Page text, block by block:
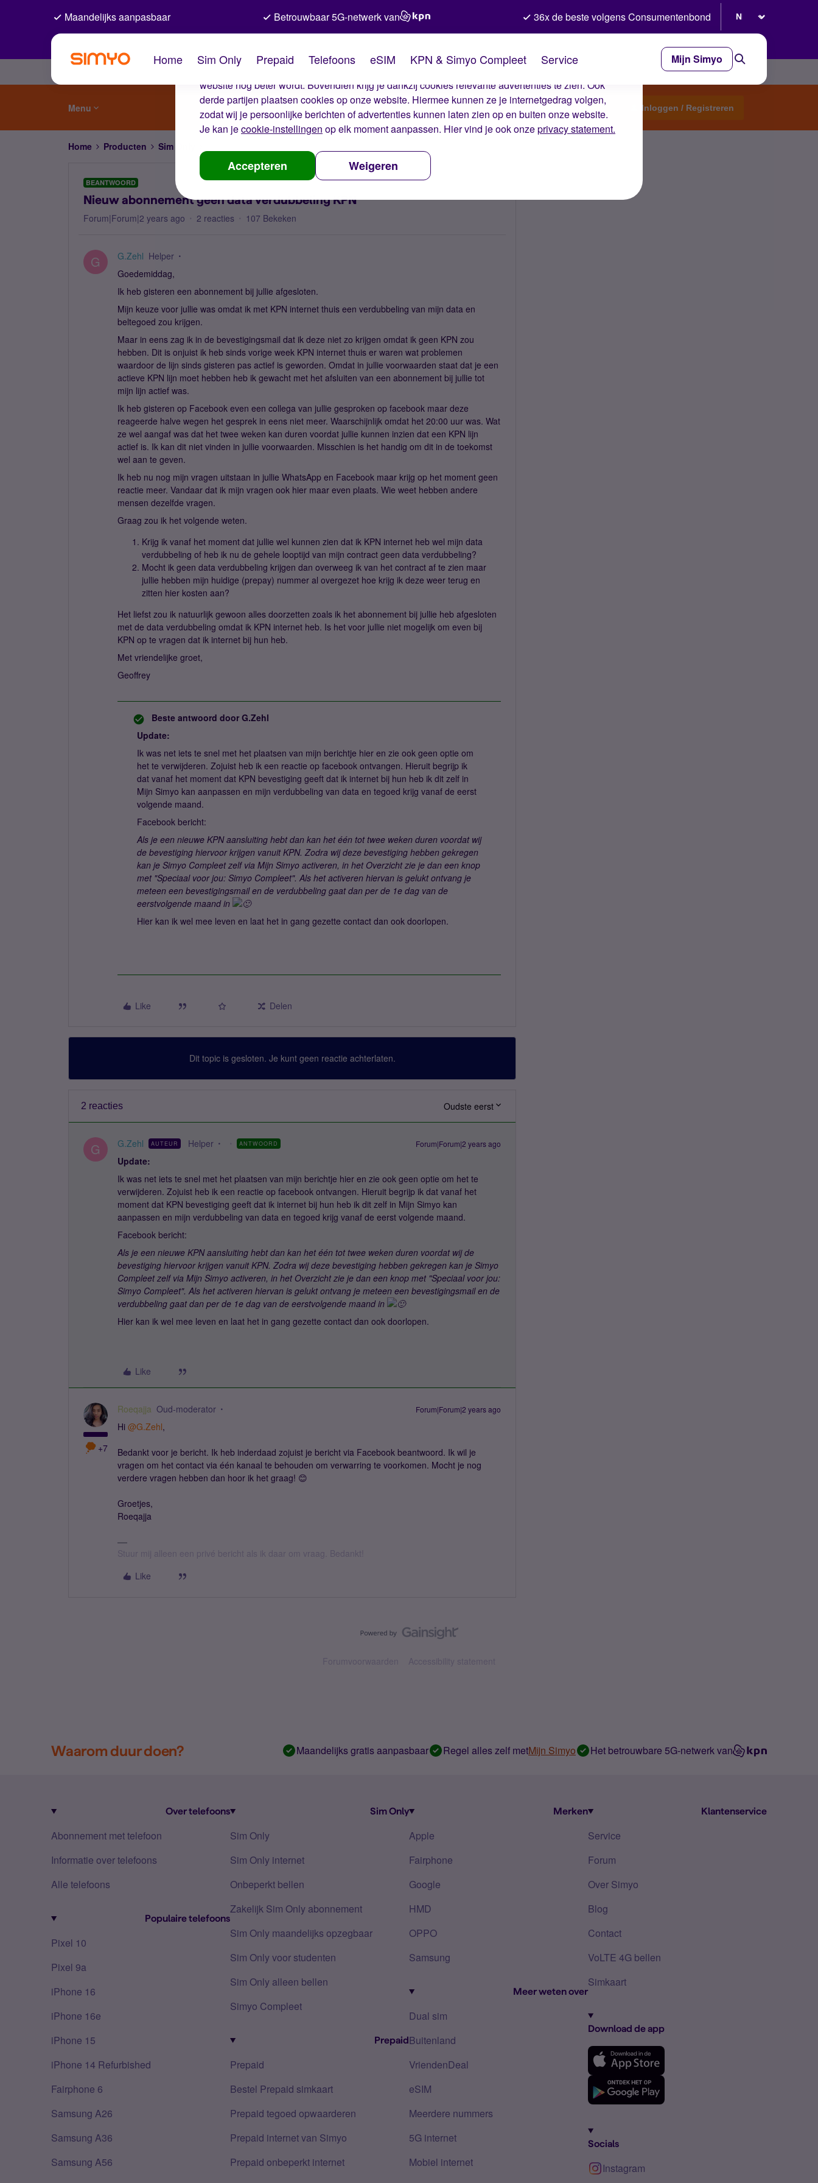
De cookies van Simyo
Wij gebruiken cookies op onze website. Met deze cookies zorgen wij ervoor dat je ervaring op de
website nog beter wordt. Bovendien krijg je dankzij cookies relevante advertenties te zien. Ook
derde partijen plaatsen cookies op onze website. Hiermee kunnen ze je internetgedrag volgen,
zodat wij je persoonlijke berichten of advertenties kunnen laten zien op en buiten onze website.
Je kan jecookie-instellingen op elk moment aanpassen. Hier vind je ook onzeprivacy statement.
Accepteren Weigeren
Maandelijks aanpasbaar Betrouwbaar 5G-netwerk van 36x de beste volgens Consumentenbond
Home Sim Only Prepaid Telefoons eSIM KPN & Simyo Compleet Service Mijn Simyo
Menu Start een topic Inloggen / Registreren
Home Producten Sim Only
BEANTWOORD
Nieuw abonnement geen data verdubbeling KPN
Forum|Forum|2 years ago 2 reacties 107 Bekeken
G G.Zehl Helper
Goedemiddag,
Ik heb gisteren een abonnement bij jullie afgesloten.
Mijn keuze voor jullie was omdat ik met KPN internet thuis een verdubbeling van mijn data en
beltegoed zou krijgen.
Maar in eens zag ik in de bevestigingsmail dat ik deze niet zo krijgen omdat ik geen KPN zou
hebben. Dit is onjuist ik heb sinds vorige week KPN internet thuis er waren wat problemen
waardoor de lijn sinds gisteren pas actief is geworden. Omdat in jullie voorwaarden staat dat je een
actieve KPN lijn moet hebben heb ik gewacht met het afsluiten van een abonnement bij jullie tot
mijn lijn actief was.
Ik heb gisteren op Facebook even een collega van jullie gesproken op facebook maar deze
reageerde halve wegen het gesprek in eens niet meer. Waarschijnlijk omdat het 20:00 uur was. Wat
ze wel aangaf was dat het twee weken kan duren voordat jullie kunnen inzien dat een KPN lijn
actief is. Ik kan dit niet vinden in jullie voorwaarden. Misschien is het handig om dit in de toekomst
wel aan te geven.
Ik heb nu nog mijn vragen uitstaan in jullie WhatsApp en Facebook maar krijg op het moment geen
reactie meer. Vandaar dat ik mijn vragen ook hier maar even plaats. Wie weet hebben andere
mensen dezelfde vragen.
Graag zou ik het volgende weten.
Krijg ik vanaf het moment dat jullie wel kunnen zien dat ik KPN internet heb wel mijn data
verdubbeling of heb ik nu de gehele looptijd van mijn contract geen data verdubbeling?
Mocht ik geen data verdubbeling krijgen dan overweeg ik van het contract af te zien maar
jullie hebben mijn huidige (prepay) nummer al overgezet hoe krijg ik deze weer terug en
zitten hier kosten aan?
Het liefst zou ik natuurlijk gewoon alles doorzetten zoals ik het abonnement bij jullie heb afgesloten
met de data verdubbeling omdat ik KPN internet heb. Is het voor jullie niet mogelijk om even bij
KPN op te vragen dat ik internet bij hun heb.
Met vriendelijke groet,
Geoffrey
Beste antwoord door G.Zehl
Update:
Ik was net iets te snel met het plaatsen van mijn berichtje hier en zie ook geen optie om
het te verwijderen. Zojuist heb ik een reactie op facebook ontvangen. Hieruit begrijp ik
dat vanaf het moment dat KPN bevestiging geeft dat ik internet bij hun heb ik dit zelf in
Mijn Simyo kan aanpassen en mijn verdubbeling van data en tegoed krijg vanaf de eerst
volgende maand.
Facebook bericht:
Als je een nieuwe KPN aansluiting hebt dan kan het één tot twee weken duren voordat wij
de bevestiging hiervoor krijgen vanuit KPN. Zodra wij deze bevestiging hebben gekregen
kan je Simyo Compleet zelf via Mijn Simyo activeren, in het Overzicht zie je dan een knop
met "Speciaal voor jou: Simyo Compleet". Als het activeren hiervan is gelukt ontvang je
meteen een bevestigingsmail en de verdubbeling gaat dan per de 1e dag van de
eerstvolgende maand in
Hier kan ik wel mee leven en laat het in gang gezette contact dan ook doorlopen.
Like Delen
Dit topic is gesloten. Je kunt geen reactie achterlaten.
2 reacties Oudste eerst
G G.Zehl AUTEUR Helper ANTWOORD Forum|Forum|2 years ago
Update:
Ik was net iets te snel met het plaatsen van mijn berichtje hier en zie ook geen optie om het te
verwijderen. Zojuist heb ik een reactie op facebook ontvangen. Hieruit begrijp ik dat vanaf het
moment dat KPN bevestiging geeft dat ik internet bij hun heb ik dit zelf in Mijn Simyo kan
aanpassen en mijn verdubbeling van data en tegoed krijg vanaf de eerst volgende maand.
Facebook bericht:
Als je een nieuwe KPN aansluiting hebt dan kan het één tot twee weken duren voordat wij de
bevestiging hiervoor krijgen vanuit KPN. Zodra wij deze bevestiging hebben gekregen kan je Simyo
Compleet zelf via Mijn Simyo activeren, in het Overzicht zie je dan een knop met "Speciaal voor jou:
Simyo Compleet". Als het activeren hiervan is gelukt ontvang je meteen een bevestigingsmail en de
verdubbeling gaat dan per de 1e dag van de eerstvolgende maand in
Hier kan ik wel mee leven en laat het in gang gezette contact dan ook doorlopen.
Like
+7
Roeqajja Oud-moderator Forum|Forum|2 years ago
Hi @G.Zehl,
Bedankt voor je bericht. Ik heb inderdaad zojuist je bericht via Facebook beantwoord. Ik wil je
vragen om het contact via één kanaal te behouden om verwarring te voorkomen. Mocht je nog
verdere vragen hebben dan hoor ik het graag! 😊
Groetjes,
Roeqajja
Stuur mij alleen een privé bericht als ik daar om vraag. Bedankt!
Like
Forumvoorwaarden Accessibility statement
Waarom duur doen? Maandelijks gratis aanpasbaar Regel alles zelf metMijn Simyo Het betrouwbare 5G-netwerk van
Over telefoons
Abonnement met telefoon
Informatie over telefoons
Alle telefoons
Populaire telefoons
Pixel 10
Pixel 9a
iPhone 16
iPhone 16e
iPhone 15
iPhone 14 Refurbished
Fairphone 6
Samsung A26
Samsung A36
Samsung A56
Sim Only
Sim Only
Sim Only internet
Onbeperkt bellen
Zakelijk Sim Only abonnement
Sim Only maandelijks opzegbaar
Sim Only voor studenten
Sim Only alleen bellen
Simyo Compleet
Prepaid
Prepaid
Bestel Prepaid simkaart
Prepaid tegoed opwaarderen
Prepaid internet van Simyo
Prepaid onbeperkt internet
Merken
Apple
Fairphone
Google
HMD
OPPO
Samsung
Meer weten over
Dual sim
Buitenland
VriendenDeal
eSIM
Meerdere nummers
5G internet
Mobiel internet
Klantenservice
Service
Forum
Over Simyo
Blog
Contact
VoLTE 4G bellen
Simkaart
Download de app
Socials
Instagram